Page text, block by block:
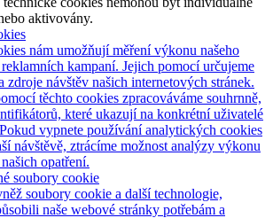
aktivovány.
nám umožňují měření výkonu našeho
kampaní. Jejich pomocí určujeme
zdroje návštěv našich internetových stránek.
těchto cookies zpracováváme souhrnně,
které ukazují na konkrétní uživatelé
vypnete používání analytických cookies
návštěvě, ztrácíme možnost analýzy výkonu
opatření.
soubory cookie
soubory cookie a další technologie,
naše webové stránky potřebám a